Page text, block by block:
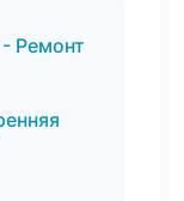
Ремонт